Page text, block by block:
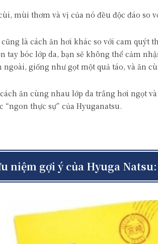
mùi thơm và vị của nó đều độc đáo so
là cách ăn hơi khác so với cam quýt
tay bóc lớp da, bạn sẽ không thể cảm
ngoài, giống như gọt một quả táo, và ăn
ăn cùng nhau lớp da trắng hơi ngọt
“ngon thực sự” của Hyuganatsu.
niệm gợi ý của Hyuga